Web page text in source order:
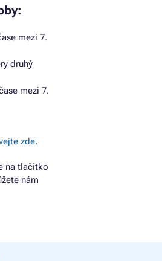
mezi 7.
druhý
mezi 7.
zde.
na tlačítko
nám